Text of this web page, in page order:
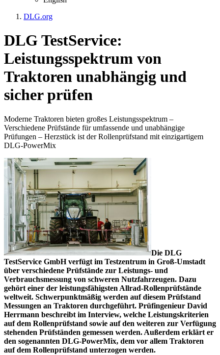
DLG.org
DLG TestService:
Leistungsspektrum von
Traktoren unabhängig und
sicher prüfen
Moderne Traktoren bieten großes Leistungsspektrum –
Verschiedene Prüfstände für umfassende und unabhängige
Prüfungen – Herzstück ist der Rollenprüfstand mit einzigartigem
DLG-PowerMix
Die DLG
TestService GmbH verfügt im Testzentrum in Groß-Umstadt
über verschiedene Prüfstände zur Leistungs- und
Verbrauchsmessung von schweren Nutzfahrzeugen. Dazu
gehört einer der leistungsfähigsten Allrad-Rollenprüfstände
weltweit. Schwerpunktmäßig werden auf diesem Prüfstand
Messungen an Traktoren durchgeführt. Prüfingenieur David
Herrmann beschreibt im Interview, welche Leistungskriterien
auf dem Rollenprüfstand sowie auf den weiteren zur Verfügung
stehenden Prüfständen gemessen werden. Außerdem erklärt er
den sogenannten DLG-PowerMix, dem vor allem Traktoren
auf dem Rollenprüfstand unterzogen werden.